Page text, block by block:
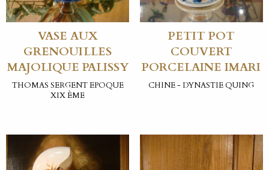
VASE AUX
GRENOUILLES
MAJOLIQUE PALISSY
THOMAS SERGENT EPOQUE
XIX ÈME
PETIT POT
COUVERT
PORCELAINE IMARI
CHINE - DYNASTIE QUING